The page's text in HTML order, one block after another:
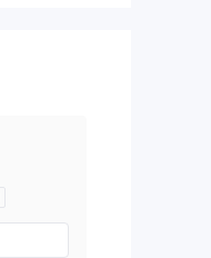
Düzenleyici Ülke/Bölge: Avustralya